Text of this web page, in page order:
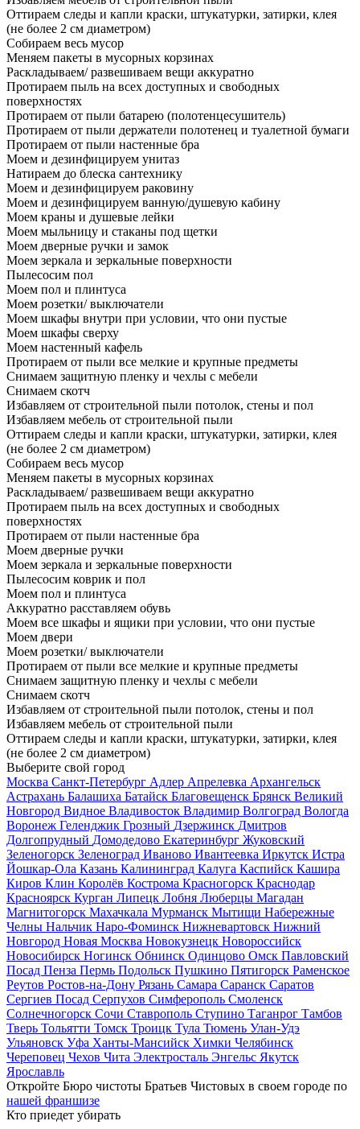
Оттираем следы и капли краски, штукатурки, затирки, клея
(не более 2 см диаметром)
Собираем весь мусор
Меняем пакеты в мусорных корзинах
Раскладываем/ развешиваем вещи аккуратно
Протираем пыль на всех доступных и свободных
поверхностях
Протираем от пыли батарею (полотенцесушитель)
Протираем от пыли держатели полотенец и туалетной бумаги
Протираем от пыли настенные бра
Моем и дезинфицируем унитаз
Натираем до блеска сантехнику
Моем и дезинфицируем раковину
Моем и дезинфицируем ванную/душевую кабину
Моем краны и душевые лейки
Моем мыльницу и стаканы под щетки
Моем дверные ручки и замок
Моем зеркала и зеркальные поверхности
Пылесосим пол
Моем пол и плинтуса
Моем розетки/ выключатели
Моем шкафы внутри при условии, что они пустые
Моем шкафы сверху
Моем настенный кафель
Протираем от пыли все мелкие и крупные предметы
Снимаем защитную пленку и чехлы с мебели
Снимаем скотч
Избавляем от строительной пыли потолок, стены и пол
Избавляем мебель от строительной пыли
Оттираем следы и капли краски, штукатурки, затирки, клея
(не более 2 см диаметром)
Собираем весь мусор
Меняем пакеты в мусорных корзинах
Раскладываем/ развешиваем вещи аккуратно
Протираем пыль на всех доступных и свободных
поверхностях
Протираем от пыли настенные бра
Моем дверные ручки
Моем зеркала и зеркальные поверхности
Пылесосим коврик и пол
Моем пол и плинтуса
Аккуратно расставляем обувь
Моем все шкафы и ящики при условии, что они пустые
Моем двери
Моем розетки/ выключатели
Протираем от пыли все мелкие и крупные предметы
Снимаем защитную пленку и чехлы с мебели
Снимаем скотч
Избавляем от строительной пыли потолок, стены и пол
Избавляем мебель от строительной пыли
Оттираем следы и капли краски, штукатурки, затирки, клея
(не более 2 см диаметром)
Выберите свой город
Москва Санкт-Петербург Адлер Апрелевка Архангельск
Астрахань Балашиха Батайск Благовещенск Брянск Великий
Новгород Видное Владивосток Владимир Волгоград Вологда
Воронеж Геленджик Грозный Дзержинск Дмитров
Долгопрудный Домодедово Екатеринбург Жуковский
Зеленогорск Зеленоград Иваново Ивантеевка Иркутск Истра
Йошкар-Ола Казань Калининград Калуга Каспийск Кашира
Киров Клин Королёв Кострома Красногорск Краснодар
Красноярск Курган Липецк Лобня Люберцы Магадан
Магнитогорск Махачкала Мурманск Мытищи Набережные
Челны Нальчик Наро-Фоминск Нижневартовск Нижний
Новгород Новая Москва Новокузнецк Новороссийск
Новосибирск Ногинск Обнинск Одинцово Омск Павловский
Посад Пенза Пермь Подольск Пушкино Пятигорск Раменское
Реутов Ростов-на-Дону Рязань Самара Саранск Саратов
Сергиев Посад Серпухов Симферополь Смоленск
Солнечногорск Сочи Ставрополь Ступино Таганрог Тамбов
Тверь Тольятти Томск Троицк Тула Тюмень Улан-Удэ
Ульяновск Уфа Ханты-Мансийск Химки Челябинск
Череповец Чехов Чита Электросталь Энгельс Якутск
Ярославль
Откройте Бюро чистоты Братьев Чистовых в своем городе по
нашей франшизе
Кто приедет убирать